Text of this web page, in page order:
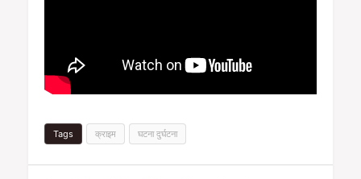
Tags क्राइम घटना दुर्घटना